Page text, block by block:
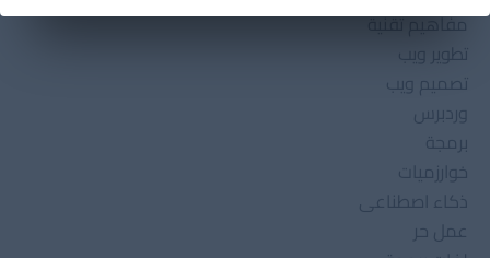
مفاهيم تقنية
تطوير ويب
تصميم ويب
وردبرس
برمجة
خوارزميات
ذكاء اصطناعى
عمل حر